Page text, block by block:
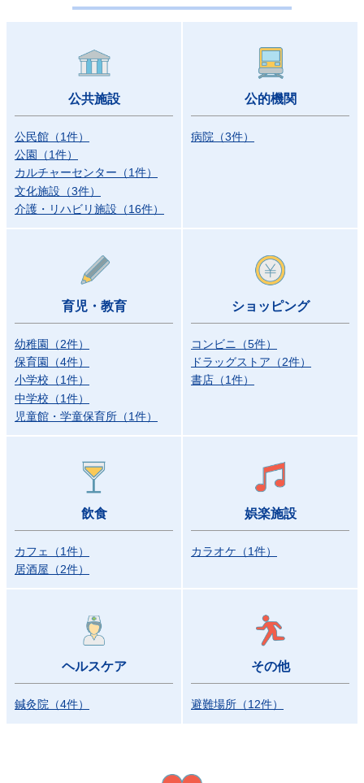
公共施設
公民館 （1件）
公園
（1件）
カルチャーセンター （1件）
文化施設 （3件）
介護・リハビリ施設 （16件）
公的機関
病院 （3件）
育児・教育
幼稚園 （2件）
保育園
（4件）
小学校 （1件）
中学校 （1件）
児童館・学童保育所 （1件）
ショッピング
コンビニ （5件）
ドラッグストア （2件）
書店 （1件）
飲食
カフェ （1件）
居酒屋 （2件）
娯楽施設
カラオケ （1件）
ヘルスケア
鍼灸院 （4件）
その他
避難場所 （12件）